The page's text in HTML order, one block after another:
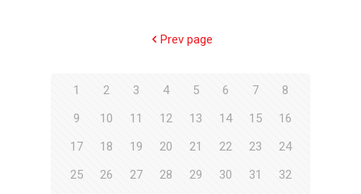
Prev page
1 2 3 4 5 6 7
8
9
10 11 12 13 14 15
16
17
18 19 20 21 22 23
24
25
26 27 28 29 30 31
32